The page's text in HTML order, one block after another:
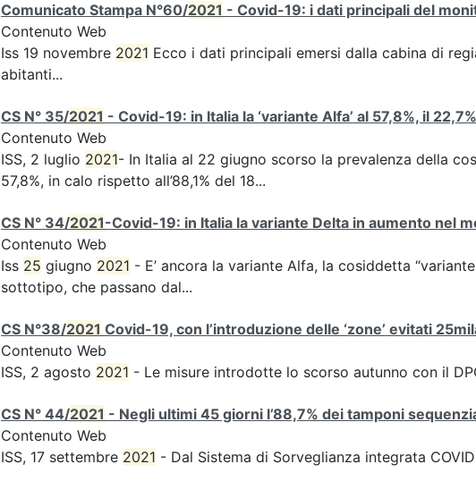
Comunicato Stampa N°60/2021 - Covid-19: i dati principali del
Contenuto Web
Iss 19 novembre 2021 Ecco i dati principali emersi dalla cabina di
abitanti...
CS N° 35/2021 - Covid-19: in Italia la ‘variante Alfa’ al 57,8%, il
Contenuto Web
ISS, 2 luglio 2021- In Italia al 22 giugno scorso la prevalenza della
57,8%, in calo rispetto all’88,1% del 18...
CS N° 34/2021-Covid-19: in Italia la variante Delta in aumento nel
Contenuto Web
Iss 25 giugno 2021 - E’ ancora la variante Alfa, la cosiddetta
sottotipo, che passano dal...
CS N°38/2021 Covid-19, con l’introduzione delle ‘zone’ evitati
Contenuto Web
ISS, 2 agosto 2021 - Le misure introdotte lo scorso autunno con il
CS N° 44/2021 - Negli ultimi 45 giorni l’88,7% dei tamponi
Contenuto Web
ISS, 17 settembre 2021 - Dal Sistema di Sorveglianza integrata